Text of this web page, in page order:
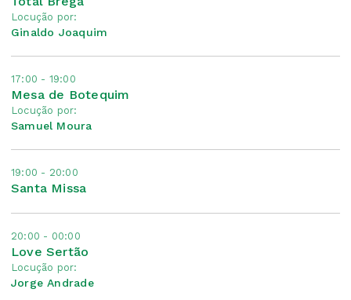
Locução por:
Ginaldo Joaquim
17:00 - 19:00
Mesa de Botequim
Locução por:
Samuel Moura
19:00 - 20:00
Santa Missa
20:00 - 00:00
Love Sertão
Locução por:
Jorge Andrade